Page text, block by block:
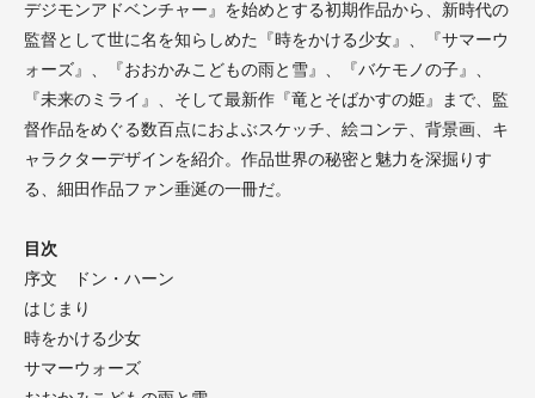
デジモンアドベンチャー』を始めとする初期作品から、新時代の
監督として世に名を知らしめた『時をかける少女』、『サマーウ
ォーズ』、『おおかみこどもの雨と雪』、『バケモノの子』、
『未来のミライ』、そして最新作『竜とそばかすの姫』まで、監
督作品をめぐる数百点におよぶスケッチ、絵コンテ、背景画、キ
ャラクターデザインを紹介。作品世界の秘密と魅力を深掘りす
る、細田作品ファン垂涎の一冊だ。
目次
序文 ドン・ハーン
はじまり
時をかける少女
サマーウォーズ